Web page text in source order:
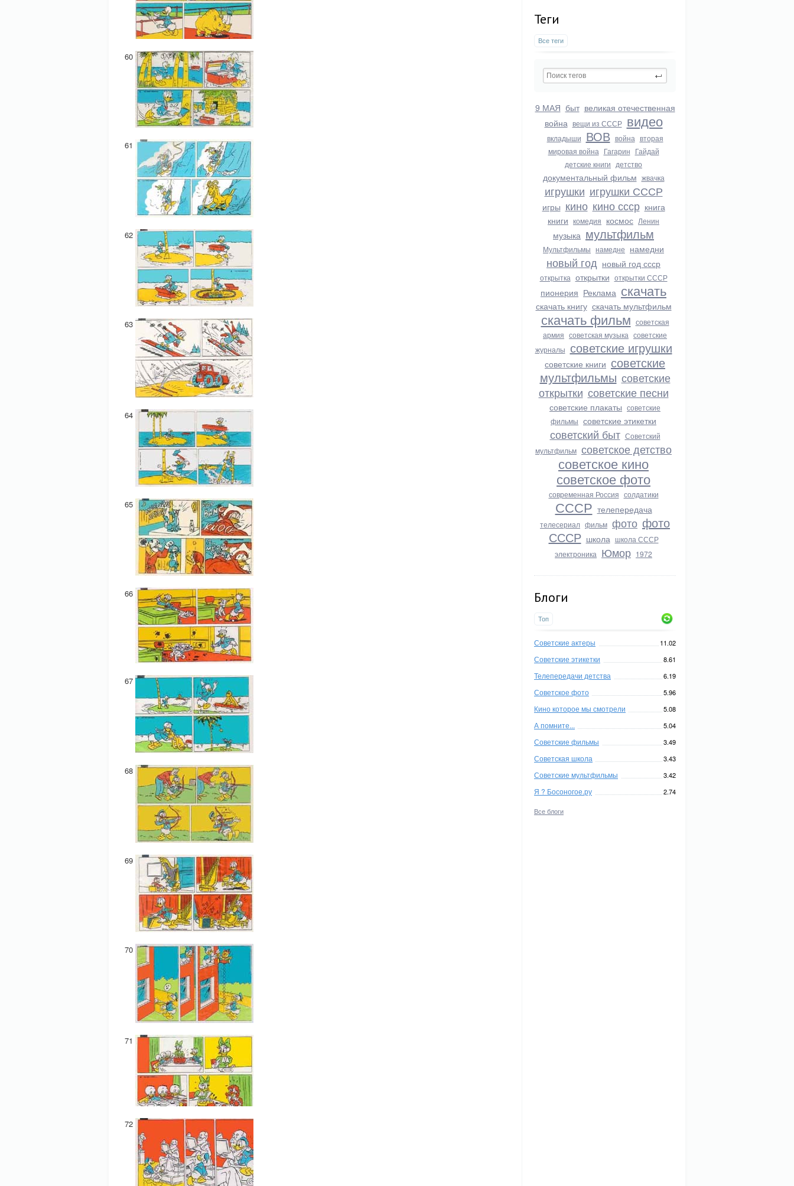
Теги
Все теги
9 МАЯ быт великая отечественная
война вещи из СССР видео
вкладыши ВОВ война вторая
мировая война Гагарин Гайдай
детские книги детство
документальный фильм жвачка
игрушки игрушки СССР
игры кино кино ссср книга
книги комедия космос Ленин
музыка мультфильм
Мультфильмы намедне намедни
новый год новый год ссср
открытка открытки открытки СССР
пионерия Реклама скачать
скачать книгу скачать мультфильм
скачать фильм советская
армия советская музыка советские
журналы советские игрушки
советские книги советские
мультфильмы советские
открытки советские песни
советские плакаты советские
фильмы советские этикетки
советский быт Советский
мультфильм советское детство
советское кино
советское фото
современная Россия солдатики
СССР телепередача
телесериал фильм фото фото
СССР школа школа СССР
электроника Юмор 1972
Блоги
Топ
Советские актеры 11.02
Советские этикетки 8.61
Телепередачи детства 6.19
Советское фото 5.96
Кино которое мы смотрели 5.08
А помните... 5.04
Советские фильмы 3.49
Советская школа 3.43
Советские мультфильмы 3.42
Я ? Босоногое.ру 2.74
Все блоги
60
61
62
63
64
65
66
67
68
69
70
71
72